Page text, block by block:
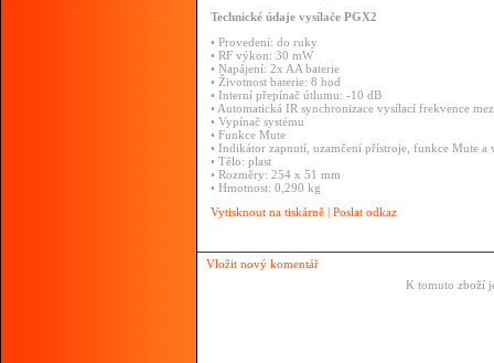
Technické údaje vysílače PGX2
• Provedení: do ruky
• RF výkon: 30 mW
• Napájení: 2x AA baterie
• Životnost baterie: 8 hod
• Interní přepínač útlumu: -10 dB
• Automatická IR synchronizace vysílací frekvence
• Vypínač systému
• Funkce Mute
• Indikátor zapnutí, uzamčení přístroje, funkce Mute a
• Tělo: plast
• Rozměry: 254 x 51 mm
• Hmotnost: 0,290 kg
Vytisknout na tiskárně | Poslat odkaz
Vložit nový komentář
K tomuto zboží